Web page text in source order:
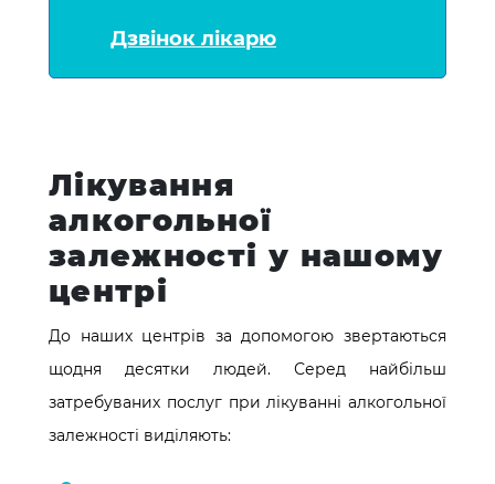
Дзвінок лікарю
Лікування
алкогольної
залежності у нашому
центрі
До наших центрів за допомогою звертаються
щодня десятки людей. Серед найбільш
затребуваних послуг при лікуванні алкогольної
залежності виділяють: